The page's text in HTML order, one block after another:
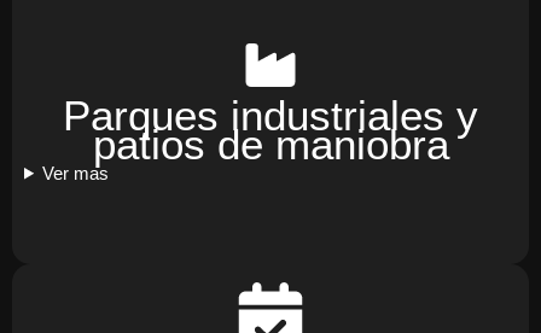
Parques industriales y
patios de maniobra
Ver mas